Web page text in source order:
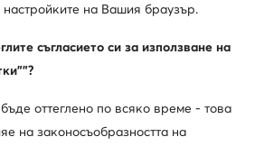
Промоция
на Вашия браузър.
съгласието си за използване на
оттеглено по всяко време - това
на законосъобразността на